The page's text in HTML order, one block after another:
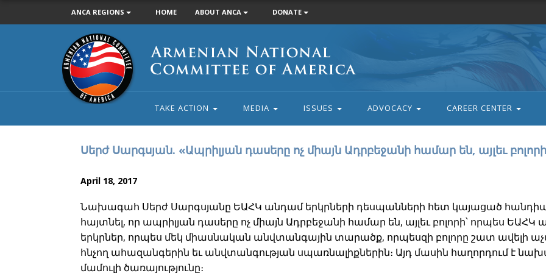
ANCA REGIONS HOME ABOUT ANCA DONATE
Armenian
National
Committee
of
America
TAKE ACTION MEDIA ISSUES ADVOCACY CAREER CENTER
Սերժ Սարգսյան. «Ապրիլյան դասերը ոչ միայն Ադրբեջանի համար են, այլեւ
April 18, 2017
Նախագահ Սերժ Սարգսյանը ԵԱՀԿ անդամ երկրների դեսպանների հետ կայացած
հայտնել, որ ապրիլյան դասերը ոչ միայն Ադրբեջանի համար են, այլեւ բոլորի՝ որպես ԵԱՀԿ
երկրներ, որպես մեկ միասնական անվտանգային տարածք, որպեսզի բոլորը շատ ավելի
հնչող ահազանգերին եւ անվտանգության սպառնալիքներին։ Այդ մասին հաղորդում է
մամուլի ծառայությունը։